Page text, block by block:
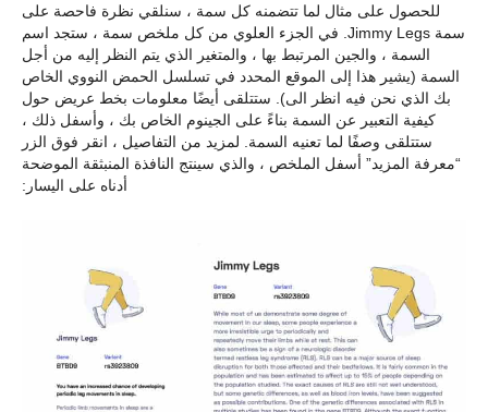
للحصول على مثال لما تتضمنه كل سمة ، سنلقي نظرة فاحصة على
سمة Jimmy Legs. في الجزء العلوي من كل ملخص سمة ، ستجد اسم
السمة ، والجين المرتبط بها ، والمتغير الذي يتم النظر إليه من أجل
السمة (يشير هذا إلى الموقع المحدد في تسلسل الحمض النووي الخاص
بك الذي نحن فيه انظر الى). ستتلقى أيضًا معلومات بخط عريض حول
كيفية التعبير عن السمة بناءً على الجينوم الخاص بك ، وأسفل ذلك ،
ستتلقى وصفًا لما تعنيه السمة. لمزيد من التفاصيل ، انقر فوق الزر
“معرفة المزيد” أسفل الملخص ، والذي سينتج النافذة المنبثقة الموضحة
أدناه على اليسار: